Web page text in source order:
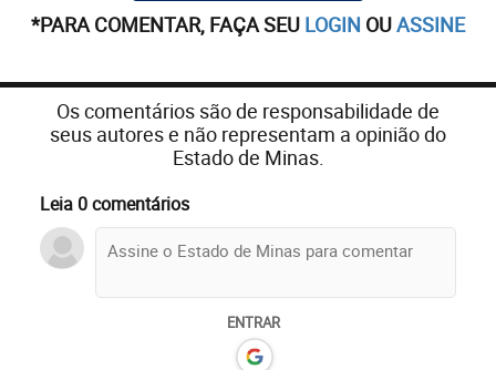
*PARA COMENTAR, FAÇA SEU LOGIN OUASSINE
Os comentários são de responsabilidade de
seus autores e não representam a opinião do
Estado de Minas.
Leia 0 comentários
ENTRAR